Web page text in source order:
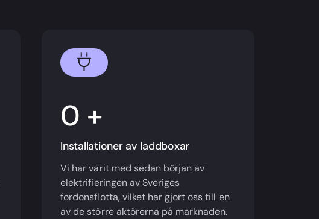
+
Installationer av laddboxar
Vi har varit med sedan början av
elektrifieringen av Sveriges
fordonsflotta, vilket har gjort oss till en
av de större aktörerna på marknaden.